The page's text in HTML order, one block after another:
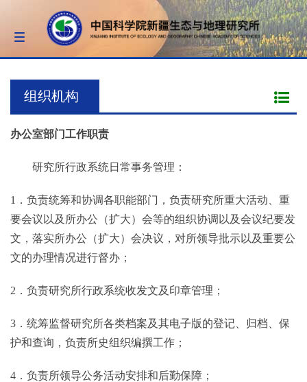
Toggle
navigation
组织机构
办公室部门工作职责
研究所行政系统日常事务管理：
1．负责统筹和协调各职能部门，负责研究所重大活动、重
要会议以及所办公（扩大）会等的组织协调以及会议纪要发
文，落实所办公（扩大）会决议，对所领导批示以及重要公
文的办理情况进行督办；
2．负责研究所行政系统收发文及印章管理；
3．统筹监督研究所各类档案及其电子版的登记、归档、保
护和查询，负责所史组织编撰工作；
4．负责所领导公务活动安排和后勤保障；